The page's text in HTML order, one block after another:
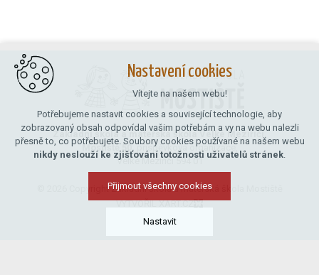
Základní škola a mateřská škola Velké Meziříčí,
Mostiště 50,příspěvková organizace,
Velké Meziříčí 594 01
© 2026 Copyright Základní škola a mateřská škola Mostiště
VYTVOŘIL XART.CZ
Nastavení cookies
Vítejte na našem webu!
Potřebujeme nastavit cookies a související technologie, aby
zobrazovaný obsah odpovídal vašim potřebám a vy na webu nalezli
přesně to, co potřebujete. Soubory cookies používané na našem webu
nikdy neslouží ke zjišťování totožnosti uživatelů stránek.
Přijmout všechny cookies
Nastavit